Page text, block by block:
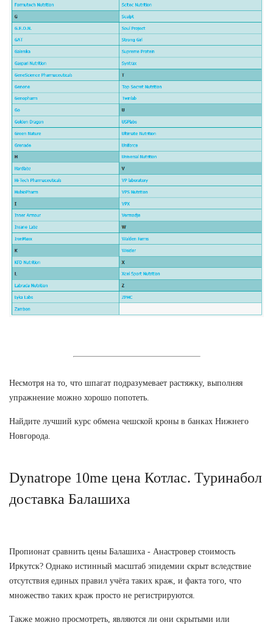
Несмотря на то, что шпагат подразумевает растяжку, выполняя
упражнение можно хорошо попотеть.
Найдите лучший курс обмена чешской кроны в банках Нижнего
Новгорода.
Dynatrope 10me цена Котлас. Туринабол
доставка Балашиха
Пропионат сравнить цены Балашиха - Анастровер стоимость
Иркутск? Однако истинный масштаб эпидемии скрыт вследствие
отсутствия единых правил учёта таких краж, и факта того, что
множество таких краж просто не регистрируются.
Также можно просмотреть, являются ли они скрытыми или